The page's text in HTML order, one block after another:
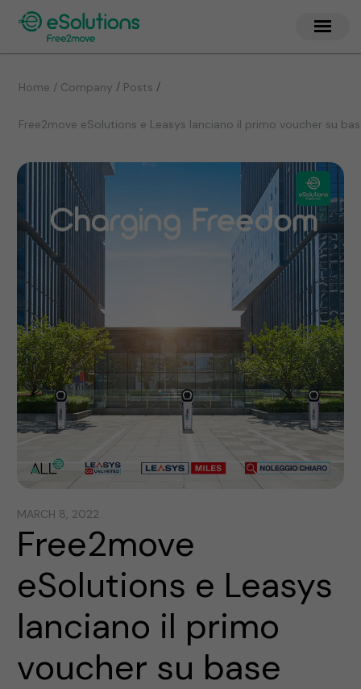
Home / Company / Posts /
Free2move eSolutions e Leasys lanciano il primo voucher su
MARCH 8, 2022
Free2move
eSolutions e Leasys
lanciano il primo
voucher su base